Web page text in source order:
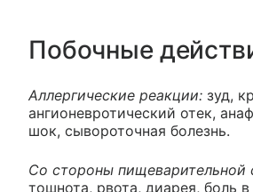
Побочные
Аллергические реакции: зуд,
ангионевротический отек,
шок, сывороточная болезнь.
Со стороны пищеварительной
тошнота, рвота, диарея, боль